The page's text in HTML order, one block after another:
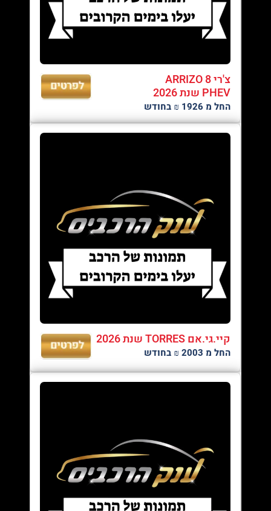
צ'רי ARRIZO 8
PHEV שנת 2026
החל מ 1926 ₪ בחודש
קיי.גי.אם TORRES שנת 2026
החל מ 2003 ₪ בחודש